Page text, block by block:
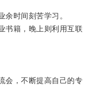
时间刻苦学习。
籍，晚上则利用互联
，不断提高自己的专